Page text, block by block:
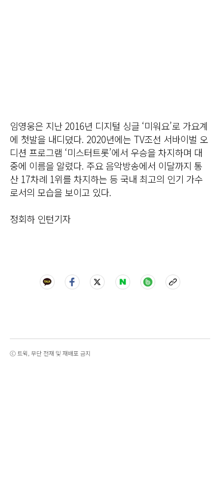
임영웅은 지난 2016년 디지털 싱글 ‘미워요’로 가요계
에 첫발을 내디뎠다. 2020년에는 TV조선 서바이벌 오
디션 프로그램 ‘미스터트롯’에서 우승을 차지하며 대
중에 이름을 알렸다. 주요 음악방송에서 이달까지 통
산 17차례 1위를 차지하는 등 국내 최고의 인기 가수
로서의 모습을 보이고 있다.
정회하 인턴기자
ⓒ 트윅, 무단 전재 및 재배포 금지